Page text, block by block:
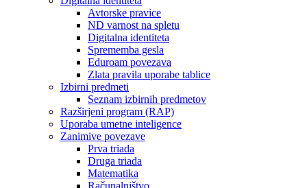
Avtorske pravice
ND varnost na spletu
Digitalna identiteta
Sprememba gesla
Eduroam povezava
Zlata pravila uporabe tablice
Izbirni predmeti
Seznam izbirnih predmetov
Razširjeni program (RAP)
Uporaba umetne inteligence
Zanimive povezave
Prva triada
Druga triada
Matematika
Računalništvo